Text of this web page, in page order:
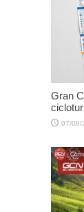
Gran
07/08/